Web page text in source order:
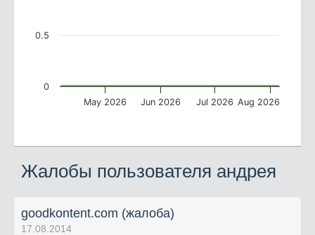
May 2026 Jun 2026 Jul 2026 Aug 2026
0
0.5
Жалобы пользователя андрея
goodkontent.com (жалоба)
17.08.2014